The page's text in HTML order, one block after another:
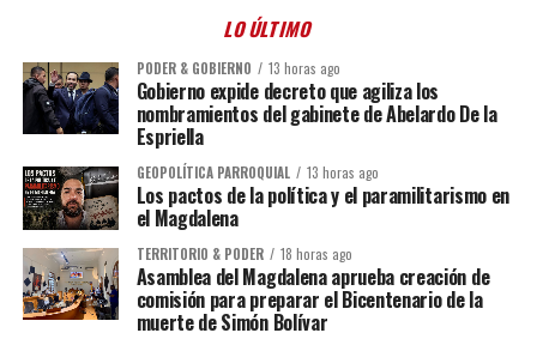
LO ÚLTIMO
PODER & GOBIERNO 13 horas ago
Gobierno expide decreto que agiliza los
nombramientos del gabinete de Abelardo De la
Espriella
GEOPOLÍTICA PARROQUIAL 13 horas ago
Los pactos de la política y el paramilitarismo en
el Magdalena
TERRITORIO & PODER 18 horas ago
Asamblea del Magdalena aprueba creación de
comisión para preparar el Bicentenario de la
muerte de Simón Bolívar